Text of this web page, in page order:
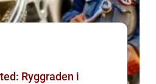
Ryggraden i